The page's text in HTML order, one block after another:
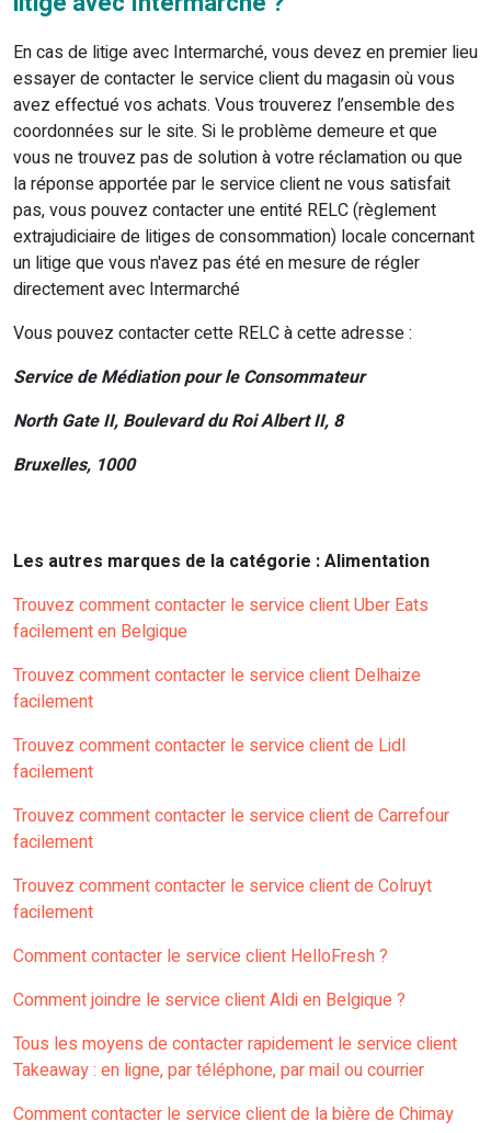
En cas de litige avec Intermarché, vous devez en premier lieu
essayer de contacter le service client du magasin où vous
avez effectué vos achats. Vous trouverez l’ensemble des
coordonnées sur le site. Si le problème demeure et que
vous ne trouvez pas de solution à votre réclamation ou que
la réponse apportée par le service client ne vous satisfait
pas, vous pouvez contacter une entité RELC (règlement
extrajudiciaire de litiges de consommation) locale concernant
un litige que vous n'avez pas été en mesure de régler
directement avec Intermarché
Vous pouvez contacter cette RELC à cette adresse :
Service de Médiation pour le Consommateur
North Gate II, Boulevard du Roi Albert II, 8
Bruxelles, 1000
Les autres marques de la catégorie : Alimentation
Trouvez comment contacter le service client Uber Eats
facilement en Belgique
Trouvez comment contacter le service client Delhaize
facilement
Trouvez comment contacter le service client de Lidl
facilement
Trouvez comment contacter le service client de Carrefour
facilement
Trouvez comment contacter le service client de Colruyt
facilement
Comment contacter le service client HelloFresh ?
Comment joindre le service client Aldi en Belgique ?
Tous les moyens de contacter rapidement le service client
Takeaway : en ligne, par téléphone, par mail ou courrier
Comment contacter le service client de la bière de Chimay